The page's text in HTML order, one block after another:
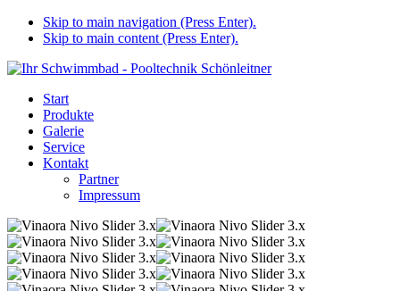
Skip to main navigation (Press Enter).
Skip to main content (Press Enter).
Start
Produkte
Galerie
Service
Kontakt
Partner
Impressum